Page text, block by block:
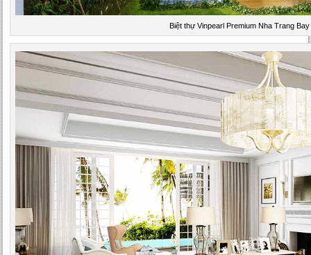
Biệt thự Vinpearl Premium Nha Trang Bay